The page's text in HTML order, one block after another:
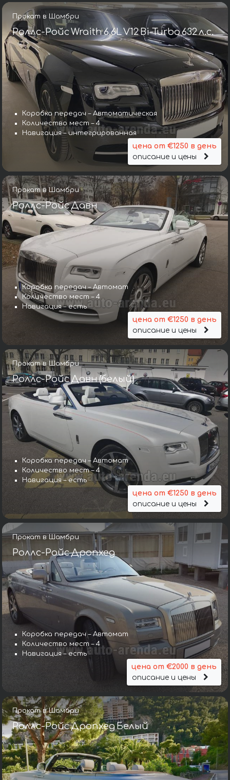
Прокат в Шамбри
Роллс-Ройс Wraith 6.6L V12 Bi-Turbo 632 л.с.
Коробка передач – Автоматическая
Количество мест – 4
Навигация – интегрированная
цена от €1250 в день
описание и цены
Прокат в Шамбри
Роллс-Ройс Давн
Коробка передач – Автомат
Количество мест – 4
Навигация – есть
цена от €1250 в день
описание и цены
Прокат в Шамбри
Роллс-Ройс Давн (белый)
Коробка передач – Автомат
Количество мест – 4
Навигация – есть
цена от €1250 в день
описание и цены
Прокат в Шамбри
Роллс-Ройс Дропхед
Коробка передач – Автомат
Количество мест – 4
Навигация – есть
цена от €2000 в день
описание и цены
Прокат в Шамбри
Роллс-Ройс Дропхед Белый